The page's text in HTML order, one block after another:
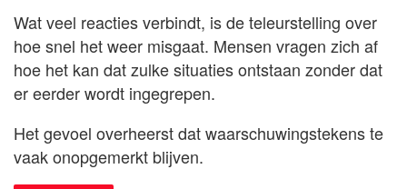
Wat veel reacties verbindt, is de teleurstelling over
hoe snel het weer misgaat. Mensen vragen zich af
hoe het kan dat zulke situaties ontstaan zonder dat
er eerder wordt ingegrepen.
Het gevoel overheerst dat waarschuwingstekens te
vaak onopgemerkt blijven.